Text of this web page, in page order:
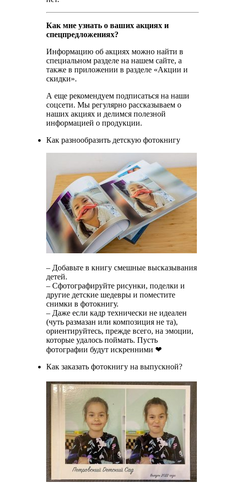
Как мне узнать о ваших акциях и
спецпредложениях?
Информацию об акциях можно найти в
специальном разделе на нашем сайте, а
также в приложении в разделе «Акции и
скидки».
А еще рекомендуем подписаться на наши
соцсети. Мы регулярно рассказываем о
наших акциях и делимся полезной
информацией о продукции.
Как разнообразить детскую фотокнигу
– Добавьте в книгу смешные высказывания
детей.
– Сфотографируйте рисунки, поделки и
другие детские шедевры и поместите
снимки в фотокнигу.
– Даже если кадр технически не идеален
(чуть размазан или композиция не та),
ориентируйтесь, прежде всего, на эмоции,
которые удалось поймать. Пусть
фотографии будут искренними ❤
Как заказать фотокнигу на выпускной?